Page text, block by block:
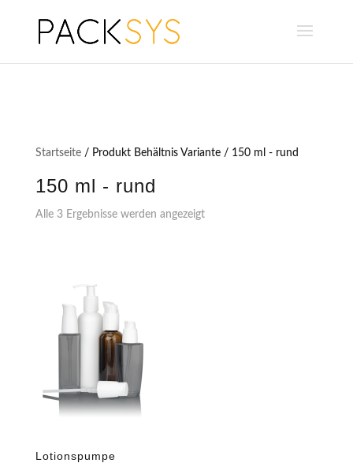
Startseite/ Produkt Behältnis Variante / 150 ml - rund
150 ml - rund
Alle 3 Ergebnisse werden angezeigt
Lotionspumpe